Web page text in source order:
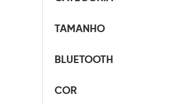
TAMANHO
BLUETOOTH
COR